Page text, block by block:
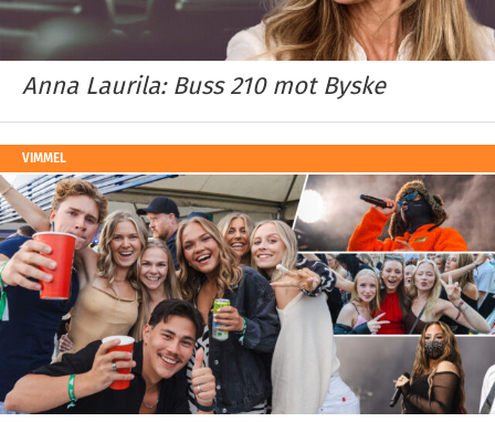
Anna Laurila: Buss 210 mot Byske
VIMMEL